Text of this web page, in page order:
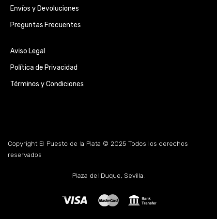
Envíos y Devoluciones
Preguntas Frecuentes
Aviso Legal
Política de Privacidad
Términos y Condiciones
Copyright El Puesto de la Plata © 2025 Todos los derechos
reservados
Plaza del Duque, Sevilla.